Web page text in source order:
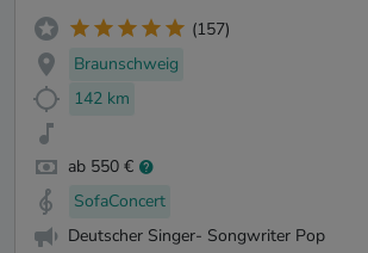
(157)
Braunschweig
142 km
ab 550 €
SofaConcert
Deutscher Singer- Songwriter Pop